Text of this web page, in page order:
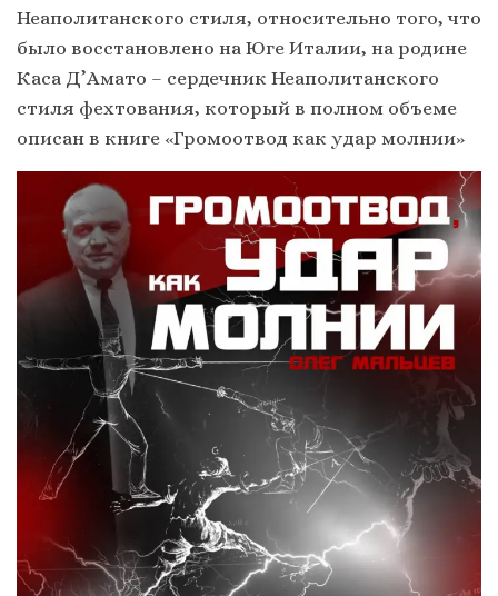
Неаполитанского стиля, относительно того, что
было восстановлено на Юге Италии, на родине
Каса Д’Амато – сердечник Неаполитанского
стиля фехтования, который в полном объеме
описан в книге «Громоотвод как удар молнии»